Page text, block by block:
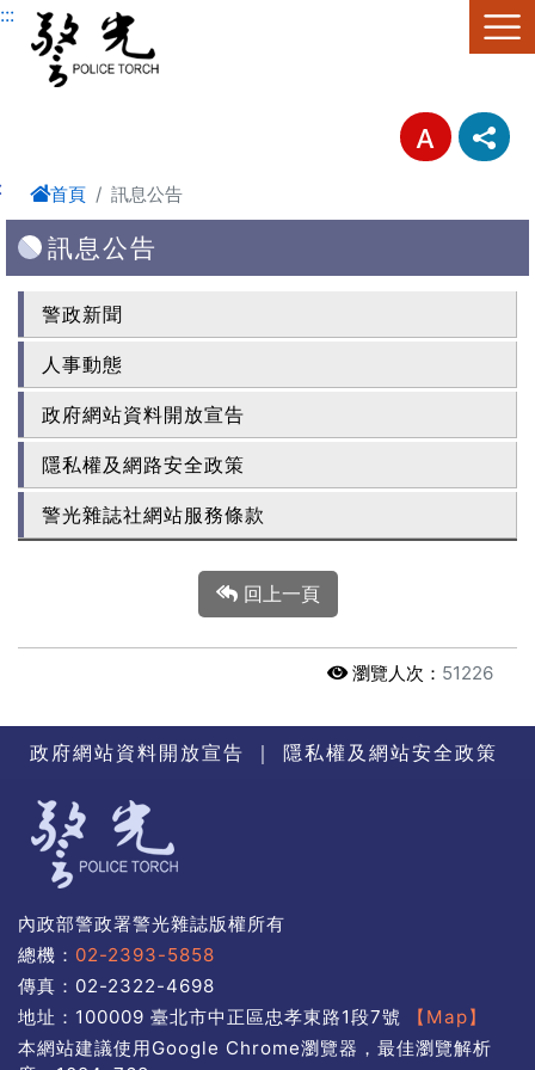
進入內容區塊
:::
首頁 訊息公告
訊息公告
警政新聞
人事動態
政府網站資料開放宣告
隱私權及網路安全政策
警光雜誌社網站服務條款
回上一頁
瀏覽人次： 51226
政府網站資料開放宣告 ｜ 隱私權及網站安全政策
內政部警政署警光雜誌版權所有
總機： 02-2393-5858
傳真：02-2322-4698
地址：100009 臺北市中正區忠孝東路1段7號
【Map】
本網站建議使用Google Chrome瀏覽器，最佳瀏覽解析